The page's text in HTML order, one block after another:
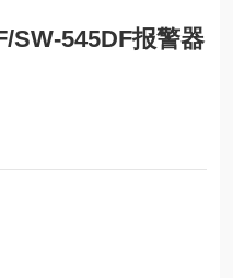
SW-545DF报警器